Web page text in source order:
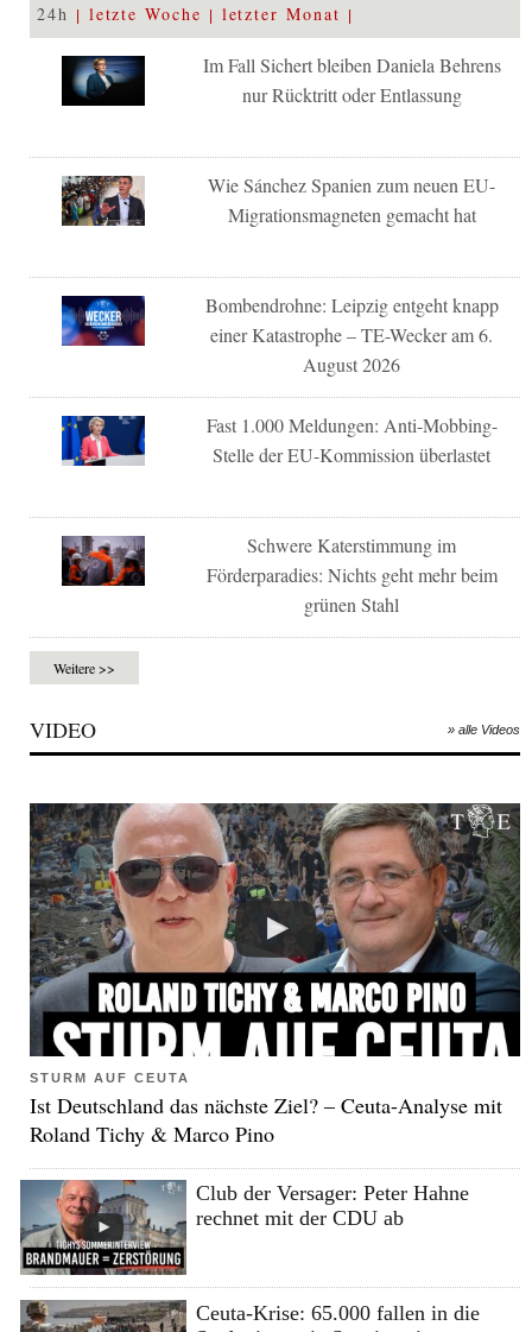
24h letzte Woche letzter Monat
Im Fall Sichert bleiben Daniela Behrens
nur Rücktritt oder Entlassung
Wie Sánchez Spanien zum neuen EU-
Migrationsmagneten gemacht hat
Bombendrohne: Leipzig entgeht knapp
einer Katastrophe – TE-Wecker am 6.
August 2026
Fast 1.000 Meldungen: Anti-Mobbing-
Stelle der EU-Kommission überlastet
Schwere Katerstimmung im
Förderparadies: Nichts geht mehr beim
grünen Stahl
Weitere >>
VIDEO » alle Videos
STURM AUF CEUTA
Ist Deutschland das nächste Ziel? – Ceuta-Analyse mit
Roland Tichy & Marco Pino
Club der Versager: Peter Hahne
rechnet mit der CDU ab
Ceuta-Krise: 65.000 fallen in die